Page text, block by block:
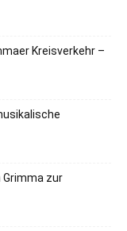
Kreisverkehr –
Grimma zur